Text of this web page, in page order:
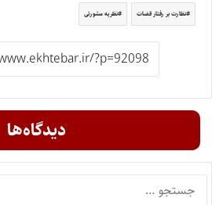
نظارت بر رفتار قضات نظریه مشورتی
دیدگاه‌ها